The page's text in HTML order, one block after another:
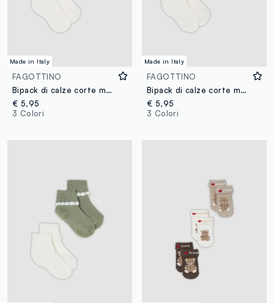
Made in Italy
FAGOTTINO
Bipack di calze corte multicolor in misto cotone per neonata
€ 5,95
3 Colori
Made in Italy
FAGOTTINO
Bipack di calze corte multicolor in misto cotone per neonata
€ 5,95
3 Colori